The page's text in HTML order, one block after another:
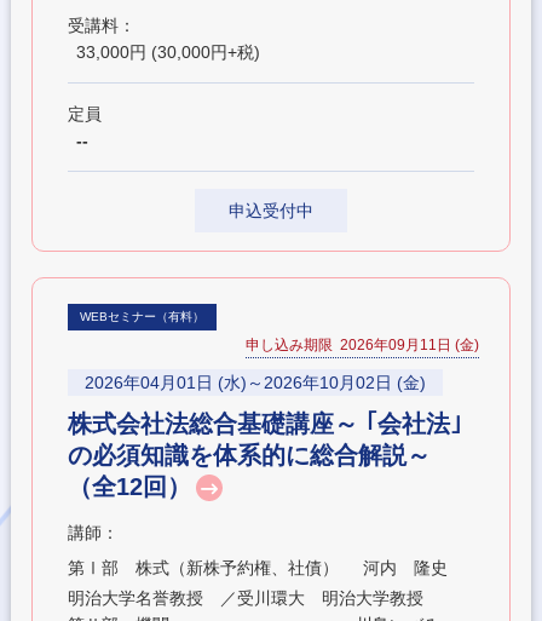
受講料：
33,000円 (30,000円+税)
定員
--
申込受付中
WEBセミナー（有料）
申し込み期限 2026年09月11日 (金)
2026年04月01日 (水)～2026年10月02日 (金)
株式会社法総合基礎講座～ ｢会社法｣
の必須知識を体系的に総合解説～
（全12回）
講師：
第Ⅰ部 株式（新株予約権、社債）
河内 隆史
明治大学名誉教授 ／受川環大 明治大学教授